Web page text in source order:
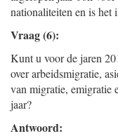
nationaliteiten en is het
Vraag (6):
Kunt u voor de jaren
over arbeidsmigratie,
van migratie, emigratie
jaar?
Antwoord: